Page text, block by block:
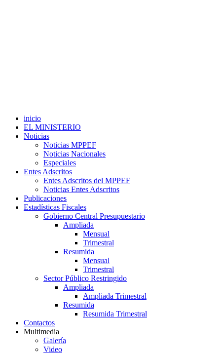
inicio
EL MINISTERIO
Noticias
Noticias MPPEF
Noticias Nacionales
Especiales
Entes Adscritos
Entes Adscritos del MPPEF
Noticias Entes Adscritos
Publicaciones
Estadísticas Fiscales
Gobierno Central Presupuestario
Ampliada
Mensual
Trimestral
Resumida
Mensual
Trimestral
Sector Público Restringido
Ampliada
Ampliada Trimestral
Resumida
Resumida Trimestral
Contactos
Multimedia
Galería
Video